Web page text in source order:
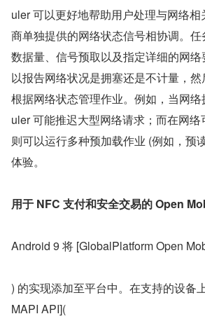
uler 可以更好地帮助用户处理与网络
商单独提供的网络状态信号相协调。
数据量、信号预取以及指定详细的网
以报告网络状况是拥塞还是不计量，
根据网络状态管理作业。例如，当网
uler 可能推迟大型网络请求；而在网络
则可以运行多种预加载作业 (例如，预
体验。
用于 NFC 支付和安全交易的 Open
Android 9 将 [GlobalPlatform Open
) 的实现添加至平台中。在支持的设备
MAPI API](